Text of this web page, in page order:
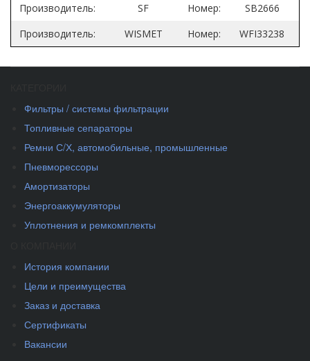
Производитель:
SF Номер:
SB2666
Производитель:
WISMET Номер: WFI33238
Фильтры / системы фильтрации
Топливные сепараторы
Ремни С/Х, автомобильные, промышленные
Пневморессоры
Амортизаторы
Энергоаккумуляторы
Уплотнения и ремкомплекты
История компании
Цели и преимущества
Заказ и доставка
Сертификаты
Вакансии